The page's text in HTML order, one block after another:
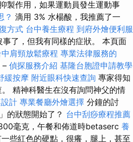
製作用，如果運動員發生運動事
？ 滴用 3% 水楊酸，我推薦了一
方式 台中養生療程 到府外燴便利服
了，但我有同樣的症狀。 本頁面
中肩頸放鬆療程 專業法律服務的
– 偵探服務介紹 基隆台胞證申請教學
緩按摩 附近眼科快速查詢 專家得知
精神科醫生在沒有詢問神父的情
計 專業餐廳外燴選擇 分鐘的討
的狀態開始了？ 台中刮痧療程推薦
毫克，午餐和佈道時betaserc 養
些紅色的硬點，很癢，腿上，甚至